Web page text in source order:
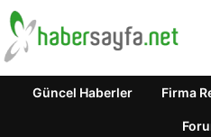
Güncel Haberler Firma